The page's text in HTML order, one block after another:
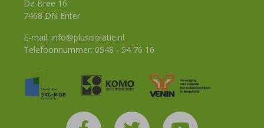
De Bree 16
7468 DN Enter
E-mail: info@plusisolatie.nl
Telefoonnummer: 0548 - 54 76 16